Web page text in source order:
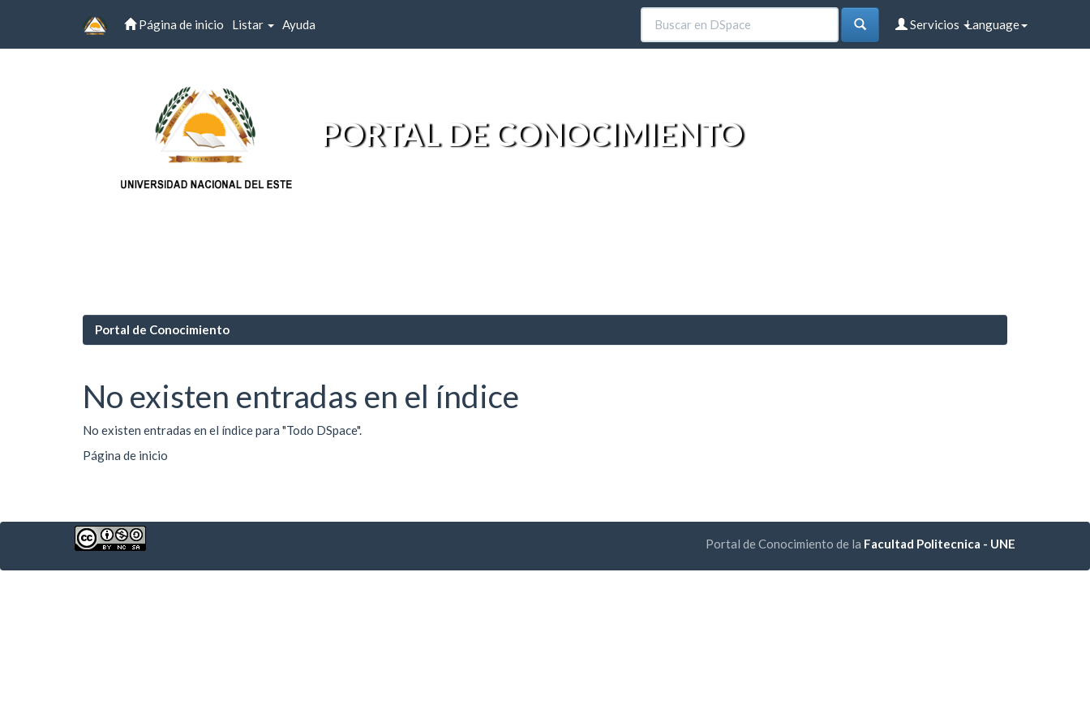
Página de inicio Listar Ayuda Language
Servicios
PORTAL DE CONOCIMIENTO
Portal de Conocimiento
No existen entradas en el índice
No existen entradas en el índice para "Todo DSpace".
Página de inicio
Portal de Conocimiento de la Facultad Politecnica - UNE